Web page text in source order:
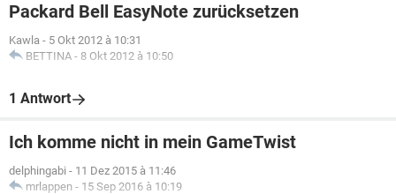
Packard Bell EasyNote zurücksetzen
Kawla - 5 Okt 2012 à 10:31
BETTINA - 8 Okt 2012 à 10:50
1 Antwort
Ich komme nicht in mein GameTwist
delphingabi - 11 Dez 2015 à 11:46
mrlappen - 15 Sep 2016 à 10:19